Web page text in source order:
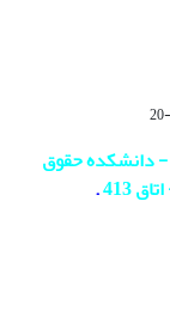
- دانشکده حقوق
.